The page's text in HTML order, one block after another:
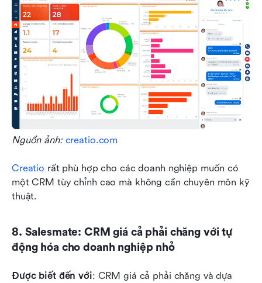
Nguồn ảnh: creatio.com
Creatio rất phù hợp cho các doanh nghiệp muốn có
một CRM tùy chỉnh cao mà không cần chuyên môn kỹ
thuật.
8. Salesmate: CRM giá cả phải chăng với tự
động hóa cho doanh nghiệp nhỏ
Được biết đến với: CRM giá cả phải chăng và dựa